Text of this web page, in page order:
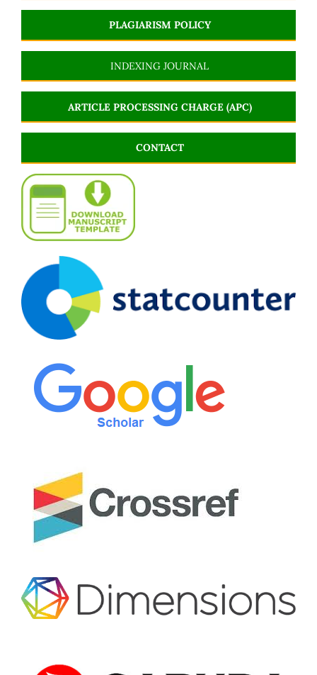
PLAGIARISM POLICY
INDEXING JOURNAL
ARTICLE PROCESSING CHARGE (APC)
CONTACT